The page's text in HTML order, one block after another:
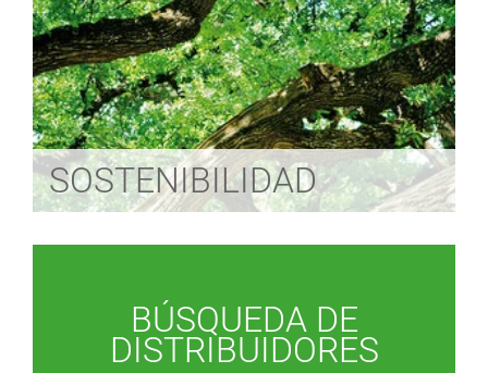
SOSTENIBILIDAD
BÚSQUEDA DE
DISTRIBUIDORES